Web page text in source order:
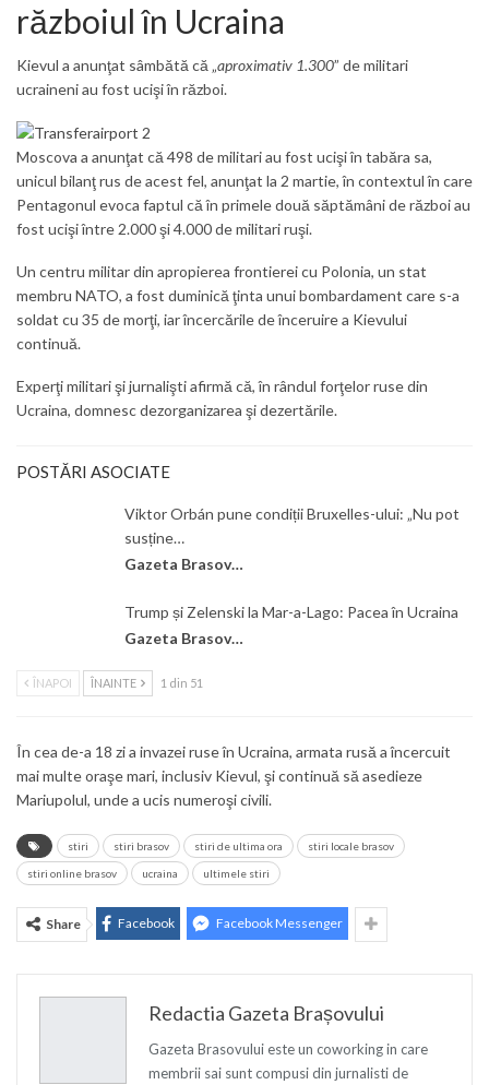
războiul în Ucraina
Kievul a anunţat sâmbătă că „aproximativ 1.300” de militari
ucraineni au fost ucişi în război.
Moscova a anunţat că 498 de militari au fost ucişi în tabăra sa,
unicul bilanţ rus de acest fel, anunţat la 2 martie, în contextul în care
Pentagonul evoca faptul că în primele două săptămâni de război au
fost ucişi între 2.000 şi 4.000 de militari ruşi.
Un centru militar din apropierea frontierei cu Polonia, un stat
membru NATO, a fost duminică ţinta unui bombardament care s-a
soldat cu 35 de morţi, iar încercările de înceruire a Kievului
continuă.
Experţi militari şi jurnalişti afirmă că, în rândul forţelor ruse din
Ucraina, domnesc dezorganizarea şi dezertările.
POSTĂRI ASOCIATE
Viktor Orbán pune condiții Bruxelles-ului: „Nu pot
susține…
Gazeta Brasovului
Trump și Zelenski la Mar-a-Lago: Pacea în Ucraina
Gazeta Brasovului
ÎNAPOI ÎNAINTE 1 din 51
În cea de-a 18 zi a invazei ruse în Ucraina, armata rusă a încercuit
mai multe oraşe mari, inclusiv Kievul, şi continuă să asedieze
Mariupolul, unde a ucis numeroşi civili.
stiri stiri brasov stiri de ultima ora stiri locale brasov
stiri online brasov ucraina ultimele stiri
Share Facebook Facebook Messenger
Redactia Gazeta Brașovului
Gazeta Brasovului este un coworking in care
membrii sai sunt compusi din jurnalisti de